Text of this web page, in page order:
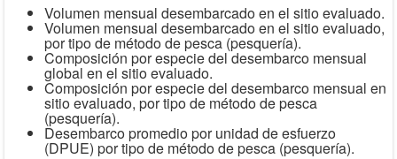
Volumen mensual desembarcado en el sitio evaluado.
Volumen mensual desembarcado en el sitio evaluado,
por tipo de método de pesca (pesquería).
Composición por especie del desembarco mensual
global en el sitio evaluado.
Composición por especie del desembarco mensual en
sitio evaluado, por tipo de método de pesca
(pesquería).
Desembarco promedio por unidad de esfuerzo
(DPUE) por tipo de método de pesca (pesquería).